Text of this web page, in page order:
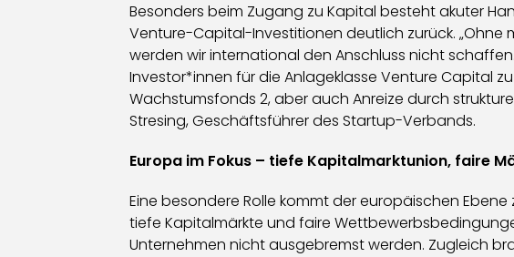
Besonders beim Zugang zu Kapital besteht akuter
Venture-Capital-Investitionen deutlich zurück.
werden wir international den Anschluss nicht
Investor*innen für die Anlageklasse Venture Capital
Wachstumsfonds 2, aber auch Anreize durch
Stresing, Geschäftsführer des Startup-Verbands.
Europa im Fokus – tiefe Kapitalmarktunion, faire
Eine besondere Rolle kommt der europäischen
tiefe Kapitalmärkte und faire
Unternehmen nicht ausgebremst werden. Zugleich